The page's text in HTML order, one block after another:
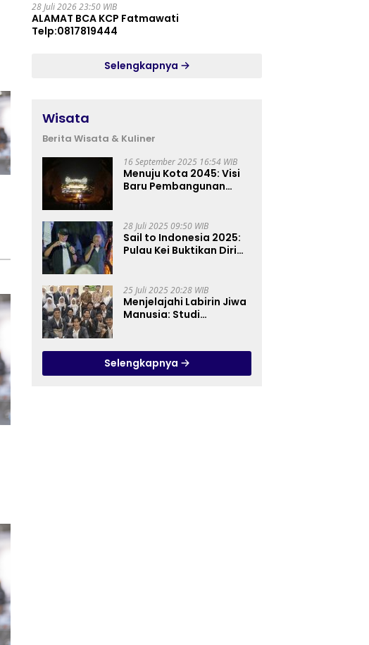
28 Juli 2026 23:50 WIB
ALAMAT BCA KCP Fatmawati
Telp:0817819444
Selengkapnya
Wisata
Berita Wisata & Kuliner
16 September 2025 16:54 WIB
Menuju Kota 2045: Visi
Baru Pembangunan
28 Juli 2025 09:50 WIB
Sail to Indonesia 2025:
Pulau Kei Buktikan Diri
25 Juli 2025 20:28 WIB
Menjelajahi Labirin Jiwa
Manusia: Studi
Pandanaran di RSJ
Grhasia
Selengkapnya